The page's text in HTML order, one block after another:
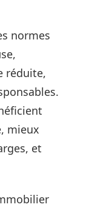
normes
réduite,
mieux
et